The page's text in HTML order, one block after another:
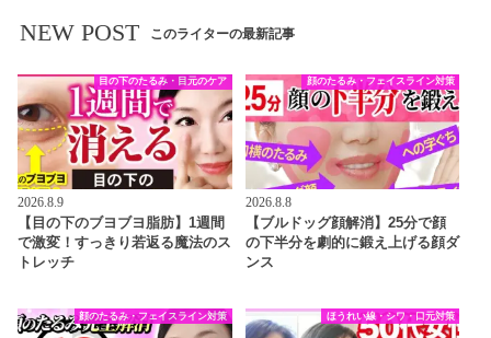
NEW POST このライターの最新記事
目の下のたるみ・目元のケア
2026.8.9
【目の下のブヨブヨ脂肪】1週間
で激変！すっきり若返る魔法のス
トレッチ
顔のたるみ・フェイスライン対策
2026.8.8
【ブルドッグ顔解消】25分で顔
の下半分を劇的に鍛え上げる顔ダ
ンス
顔のたるみ・フェイスライン対策 ほうれい線・シワ・口元対策